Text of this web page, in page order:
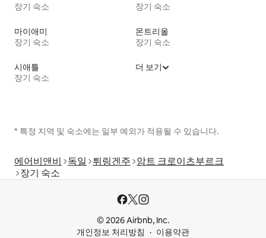
장기 숙소
장기 숙소
마이애미
장기 숙소
몬트리올
장기 숙소
시애틀
장기 숙소
더 보기
* 특정 지역 및 숙소에는 일부 예외가 적용될 수 있습니다.
에어비앤비 독일 튀링겐주 암트 크로이츠부르크
장기 숙소
© 2026 Airbnb, Inc.
개인정보 처리방침
이용약관